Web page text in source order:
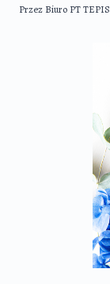
Przez Biuro PT TEPIS